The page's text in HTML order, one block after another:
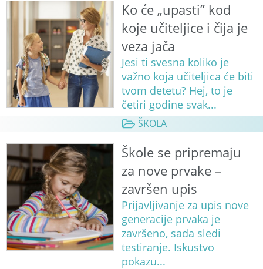
Ko će „upasti” kod
koje učiteljice i čija je
veza jača
Jesi ti svesna koliko je
važno koja učiteljica će biti
tvom detetu? Hej, to je
četiri godine svak...
ŠKOLA
Škole se pripremaju
za nove prvake –
završen upis
Prijavljivanje za upis nove
generacije prvaka je
završeno, sada sledi
testiranje. Iskustvo
pokazu...